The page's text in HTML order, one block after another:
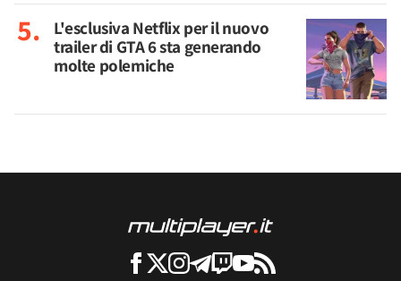
L'esclusiva Netflix per il nuovo
trailer di GTA 6 sta generando
molte polemiche